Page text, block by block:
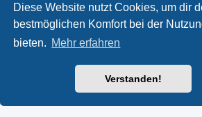
Diese Website nutzt Cookies, um dir
bestmöglichen Komfort bei der
bieten. Mehr erfahren
Verstanden!